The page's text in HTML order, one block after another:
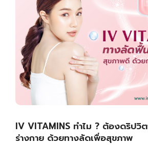
IV VITAMINS ทำไม ? ต้องดริปวิ
ร่างกาย ด้วยทางลัดเพื่อสุขภาพ